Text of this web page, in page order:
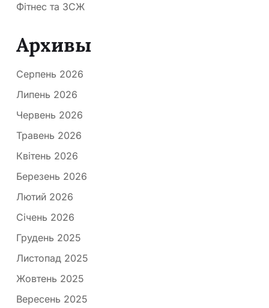
Фітнес та ЗСЖ
Архивы
Серпень 2026
Липень 2026
Червень 2026
Травень 2026
Квітень 2026
Березень 2026
Лютий 2026
Січень 2026
Грудень 2025
Листопад 2025
Жовтень 2025
Вересень 2025